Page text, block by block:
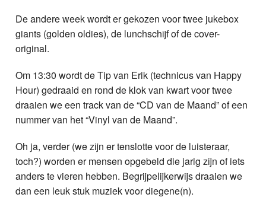
De andere week wordt er gekozen voor twee jukebox
giants (golden oldies), de lunchschijf of de cover-
original.
Om 13:30 wordt de Tip van Erik (technicus van Happy
Hour) gedraaid en rond de klok van kwart voor twee
draaien we een track van de “CD van de Maand” of een
nummer van het “Vinyl van de Maand”.
Oh ja, verder (we zijn er tenslotte voor de luisteraar,
toch?) worden er mensen opgebeld die jarig zijn of iets
anders te vieren hebben. Begrijpelijkerwijs draaien we
dan een leuk stuk muziek voor diegene(n).